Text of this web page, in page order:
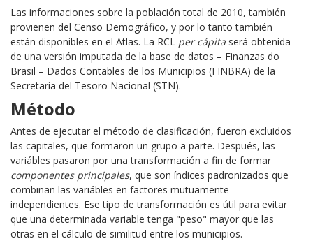
Las informaciones sobre la población total de 2010, también
provienen del Censo Demográfico, y por lo tanto también
están disponibles en el Atlas. La RCL per cápita será obtenida
de una versión imputada de la base de datos – Finanzas do
Brasil – Dados Contables de los Municipios (FINBRA) de la
Secretaria del Tesoro Nacional (STN).
Método
Antes de ejecutar el método de clasificación, fueron excluidos
las capitales, que formaron un grupo a parte. Después, las
variábles pasaron por una transformación a fin de formar
componentes principales, que son índices padronizados que
combinan las variábles en factores mutuamente
independientes. Ese tipo de transformación es útil para evitar
que una determinada variable tenga "peso" mayor que las
otras en el cálculo de similitud entre los municipios.